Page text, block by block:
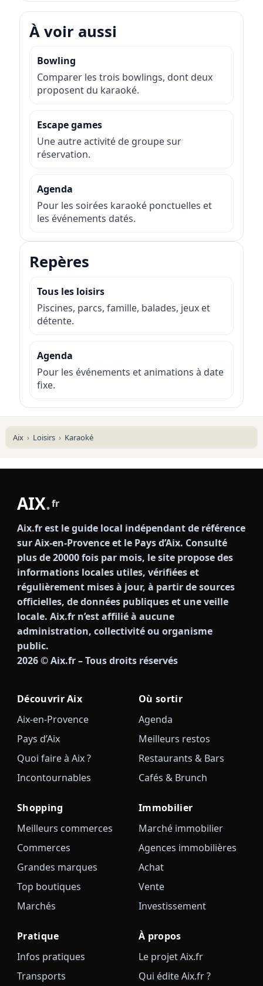
À voir aussi
Bowling
Comparer les trois bowlings, dont deux
proposent du karaoké.
Escape games
Une autre activité de groupe sur
réservation.
Agenda
Pour les soirées karaoké ponctuelles et
les événements datés.
Repères
Tous les loisirs
Piscines, parcs, famille, balades, jeux et
détente.
Agenda
Pour les événements et animations à date
fixe.
Aix Loisirs Karaoké
AIX.fr
Aix.fr est le guide local indépendant de référence
sur Aix-en-Provence et le Pays d’Aix. Consulté
plus de 20000 fois par mois, le site propose des
informations locales utiles, vérifiées et
régulièrement mises à jour, à partir de sources
officielles, de données publiques et une veille
locale. Aix.fr n’est affilié à aucune
administration, collectivité ou organisme
public.
2026© Aix.fr – Tous droits réservés
Découvrir Aix
Aix-en-Provence
Pays d’Aix
Quoi faire à Aix ?
Incontournables
Où sortir
Agenda
Meilleurs restos
Restaurants & Bars
Cafés & Brunch
Shopping
Meilleurs commerces
Commerces
Grandes marques
Top boutiques
Marchés
Immobilier
Marché immobilier
Agences immobilières
Achat
Vente
Investissement
Pratique
Infos pratiques
Transports
À propos
Le projet Aix.fr
Qui édite Aix.fr ?